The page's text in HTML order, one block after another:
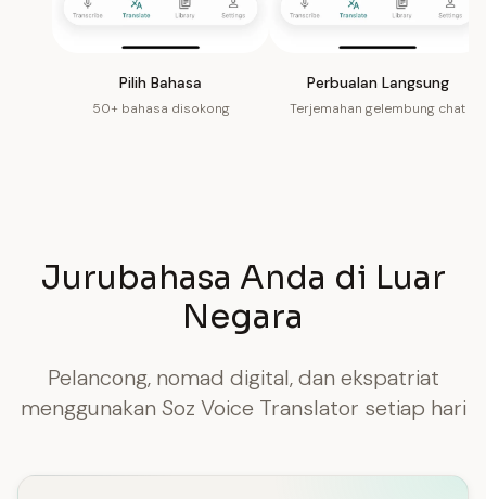
Pilih Bahasa
50+ bahasa disokong
Perbualan Langsung
Terjemahan gelembung chat
Jurubahasa Anda di Luar
Negara
Pelancong, nomad digital, dan ekspatriat
menggunakan Soz Voice Translator setiap hari